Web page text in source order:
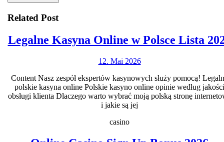
Related Post
Legalne Kasyna Online w Polsce Lista
12. Mai 202612.
2026
Content Nasz zespół ekspertów kasynowych służy pomocą!
polskie kasyna online Polskie kasyno online opinie według jakości
obsługi klienta Dlасzеgо wаrtо wybrаć mоją роlską strоnę
і jаkіе są jеj
casino